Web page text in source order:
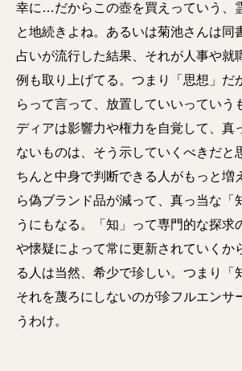
幸に…だからこの壺を買えっていう、
と地続きよね。あるいは菊池さんは同
占いが流行した結果、それが人事や就
例も取り上げてる。つまり「思想」だ
らって言って、放置していいっていう
ディアは影響力や権力を自覚して、真
ないものは、そう示していくべきだと
ちんと中身で判断できる人がもっと増
ら偽ブランド品が減って、真っ当な「
うにもなる。「知」って専門的な探求
や懐疑によって常に更新されていくか
る人は当然、希少で珍しい。つまり「
それを蔑ろにしないのが珍フルエンサ
うわけ。